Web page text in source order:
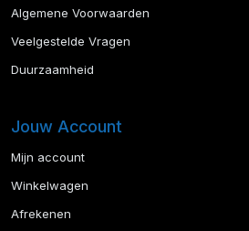
Algemene Voorwaarden
Veelgestelde Vragen
Duurzaamheid
Jouw Account
Mijn account
Winkelwagen
Afrekenen